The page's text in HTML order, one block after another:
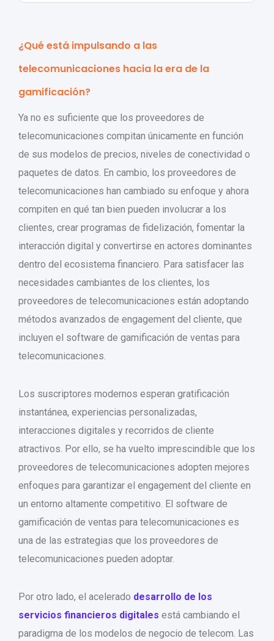
¿Qué está impulsando a las
telecomunicaciones hacia la era de la
gamificación?
Ya no es suficiente que los proveedores de
telecomunicaciones compitan únicamente en función
de sus modelos de precios, niveles de conectividad o
paquetes de datos. En cambio, los proveedores de
telecomunicaciones han cambiado su enfoque y ahora
compiten en qué tan bien pueden involucrar a los
clientes, crear programas de fidelización, fomentar la
interacción digital y convertirse en actores dominantes
dentro del ecosistema financiero. Para satisfacer las
necesidades cambiantes de los clientes, los
proveedores de telecomunicaciones están adoptando
métodos avanzados de engagement del cliente, que
incluyen el software de gamificación de ventas para
telecomunicaciones.
Los suscriptores modernos esperan gratificación
instantánea, experiencias personalizadas,
interacciones digitales y recorridos de cliente
atractivos. Por ello, se ha vuelto imprescindible que los
proveedores de telecomunicaciones adopten mejores
enfoques para garantizar el engagement del cliente en
un entorno altamente competitivo. El software de
gamificación de ventas para telecomunicaciones es
una de las estrategias que los proveedores de
telecomunicaciones pueden adoptar.
Por otro lado, el acelerado desarrollo de los
servicios financieros digitales está cambiando el
paradigma de los modelos de negocio de telecom. Las